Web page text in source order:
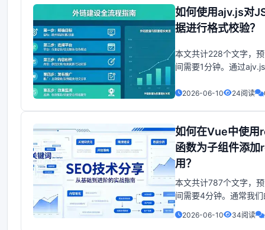
将重点讲解以下内容：
Electron-Vue项目的基
如何使用ajv.js对
据进行格式校验？
本文共计228个文字，
间需要1分钟。通过
否符合要求。支持验证
通过ajv.js验证所需的jso
2026-06-10 24阅读
如何在Vue中使用
函数为子组件添加
用？
本文共计787个文字，
间需要4分钟。通常我
是，这样ref不会生效，
渲染时的，而ref是在渲
2026-06-10 34阅读